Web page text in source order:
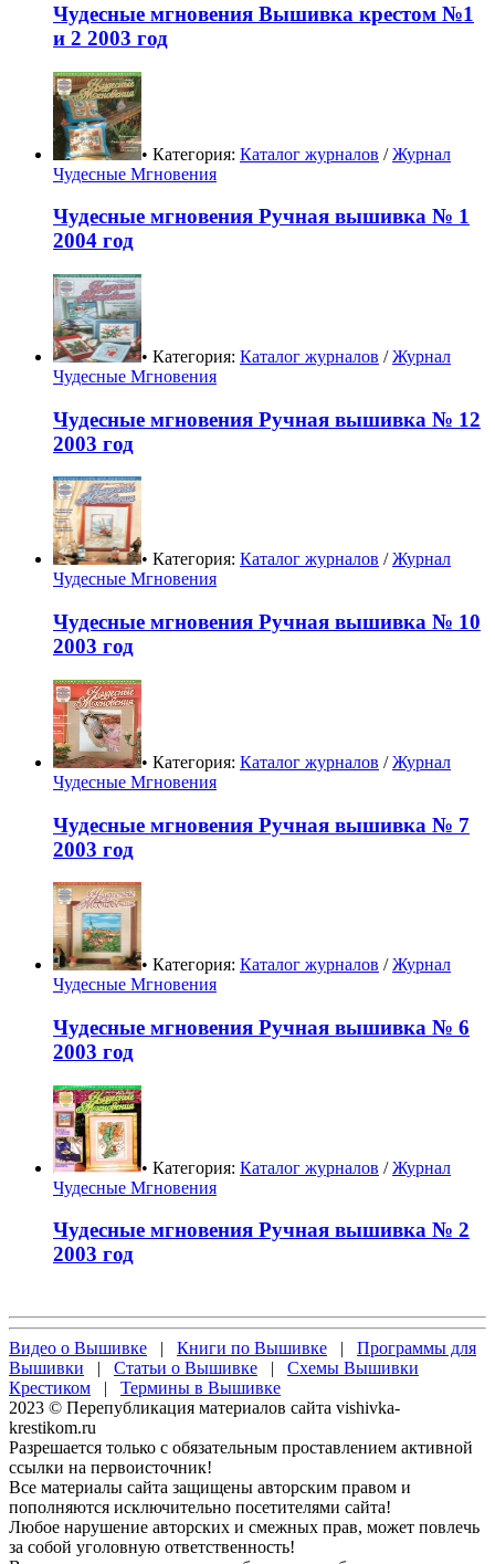
Чудесные мгновения Вышивка крестом №1
и 2 2003 год
• Категория: Каталог журналов /Журнал
Чудесные Мгновения
Чудесные мгновения Ручная вышивка № 1
2004 год
• Категория: Каталог журналов /Журнал
Чудесные Мгновения
Чудесные мгновения Ручная вышивка № 12
2003 год
• Категория: Каталог журналов /Журнал
Чудесные Мгновения
Чудесные мгновения Ручная вышивка № 10
2003 год
• Категория: Каталог журналов /Журнал
Чудесные Мгновения
Чудесные мгновения Ручная вышивка № 7
2003 год
• Категория: Каталог журналов /Журнал
Чудесные Мгновения
Чудесные мгновения Ручная вышивка № 6
2003 год
• Категория: Каталог журналов /Журнал
Чудесные Мгновения
Чудесные мгновения Ручная вышивка № 2
2003 год
Видео о Вышивке | Книги по Вышивке | Программы для
Вышивки | Статьи о Вышивке | Схемы Вышивки
Крестиком | Термины в Вышивке
2023 © Перепубликация материалов сайта vishivka-
krestikom.ru
Разрешается только с обязательным проставлением активной
ссылки на первоисточник!
Все материалы сайта защищены авторским правом и
пополняются исключительно посетителями сайта!
Любое нарушение авторских и смежных прав, может повлечь
за собой уголовную ответственность!